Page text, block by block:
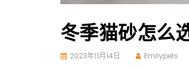
冬季猫砂怎么
2023年11月14日 Emilypets